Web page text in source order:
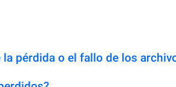
pérdida o el fallo de los